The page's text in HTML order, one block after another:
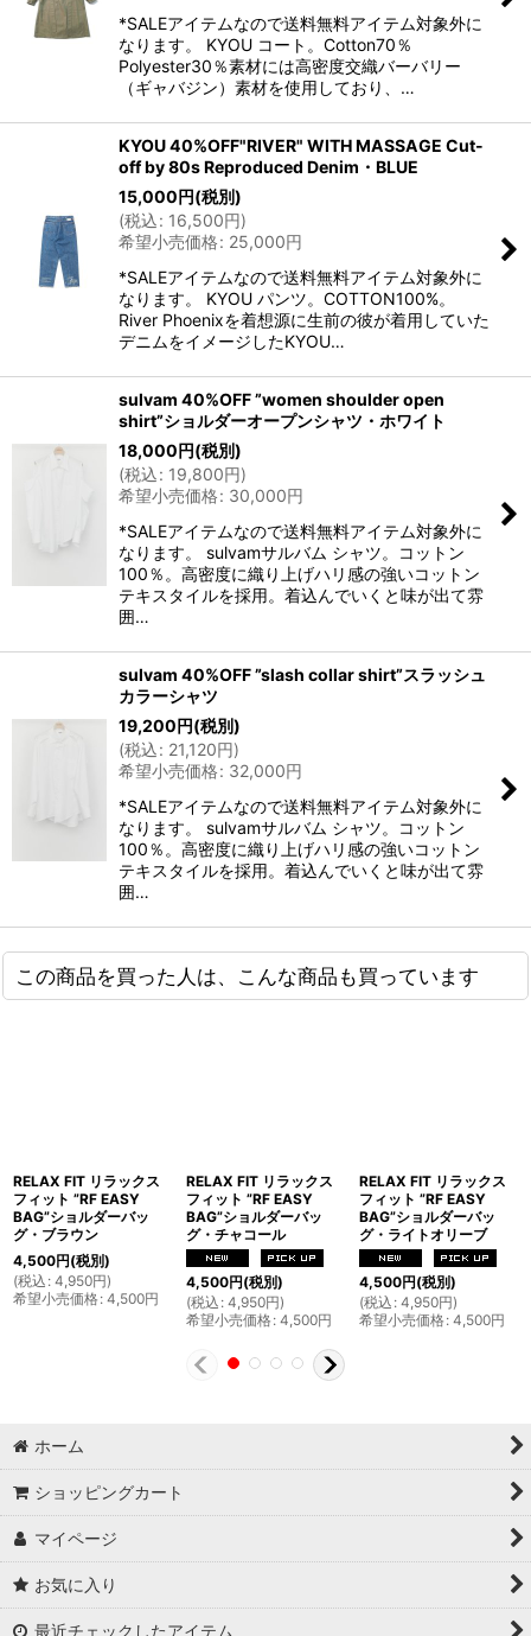
*SALEアイテムなので送料無料アイテム対象外に
なります。 KYOU コート。Cotton70％
Polyester30％素材には高密度交織バーバリー
（ギャバジン）素材を使用しており、…
KYOU 40%OFF"RIVER" WITH MASSAGE Cut-
off by 80s Reproduced Denim・BLUE
15,000円(税別)
(税込: 16,500円)
希望小売価格: 25,000円
*SALEアイテムなので送料無料アイテム対象外に
なります。 KYOU パンツ。COTTON100%。
River Phoenixを着想源に生前の彼が着用していた
デニムをイメージしたKYOU…
sulvam 40%OFF ”women shoulder open
shirt”ショルダーオープンシャツ・ホワイト
18,000円(税別)
(税込: 19,800円)
希望小売価格: 30,000円
*SALEアイテムなので送料無料アイテム対象外に
なります。 sulvamサルバム シャツ。コットン
100％。高密度に織り上げハリ感の強いコットン
テキスタイルを採用。着込んでいくと味が出て雰
囲…
sulvam 40%OFF ”slash collar shirt”スラッシュ
カラーシャツ
19,200円(税別)
(税込: 21,120円)
希望小売価格: 32,000円
*SALEアイテムなので送料無料アイテム対象外に
なります。 sulvamサルバム シャツ。コットン
100％。高密度に織り上げハリ感の強いコットン
テキスタイルを採用。着込んでいくと味が出て雰
囲…
この商品を買った人は、こんな商品も買っています
RELAX FIT リラックス
フィット ”RF EASY
BAG”ショルダーバッ
グ・ブラウン
4,500円(税別)
(税込 : 4,950円)
希望小売価格: 4,500円
RELAX FIT リラックス
フィット ”RF EASY
BAG”ショルダーバッ
グ・チャコール
4,500円(税別)
(税込 : 4,950円)
希望小売価格: 4,500円
RELAX FIT リラックス
フィット ”RF EASY
BAG”ショルダーバッ
グ・ライトオリーブ
4,500円(税別)
(税込 : 4,950円)
希望小売価格: 4,500円
ホーム
ショッピングカート
マイページ
お気に入り
最近チェックしたアイテム